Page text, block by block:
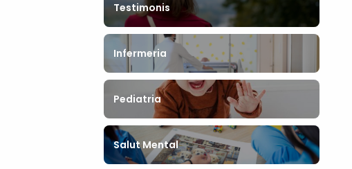
Testimonis
Infermeria
Pediatria
Salut Mental